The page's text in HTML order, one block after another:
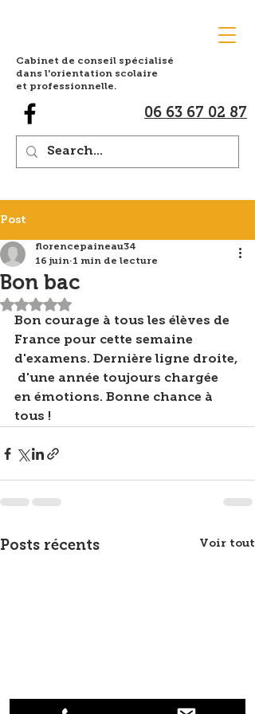
Cabinet de conseil spécialisé
dans l'orientation scolaire
et professionnelle.
06 63 67 02 87
Post
Bon bac
florencepaineau34
16 juin 1 min de lecture
Noté NaN étoiles sur 5.
Bon courage à tous les élèves de
France pour cette semaine
d'examens. Dernière ligne droite,
d'une année toujours chargée
en émotions. Bonne chance à
tous !
Posts récents Voir tout